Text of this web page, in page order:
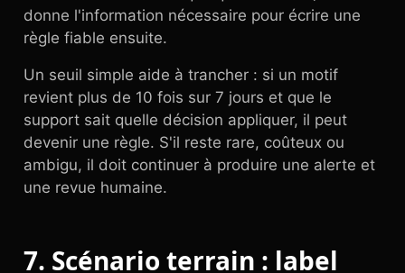
donne l'information nécessaire pour écrire une
règle fiable ensuite.
Un seuil simple aide à trancher : si un motif
revient plus de 10 fois sur 7 jours et que le
support sait quelle décision appliquer, il peut
devenir une règle. S'il reste rare, coûteux ou
ambigu, il doit continuer à produire une alerte et
une revue humaine.
7. Scénario terrain : label